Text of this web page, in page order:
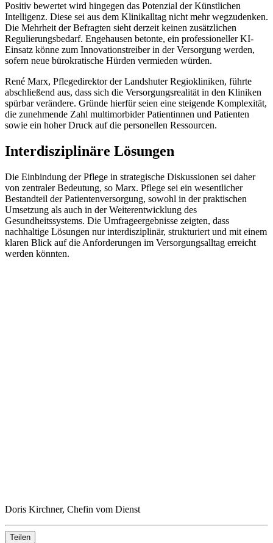
Positiv bewertet wird hingegen das Potenzial der Künstlichen
Intelligenz. Diese sei aus dem Klinikalltag nicht mehr wegzudenken.
Die Mehrheit der Befragten sieht derzeit keinen zusätzlichen
Regulierungsbedarf. Engehausen betonte, ein professioneller KI-
Einsatz könne zum Innovationstreiber in der Versorgung werden,
sofern neue bürokratische Hürden vermieden würden.
René Marx, Pflegedirektor der Landshuter Regiokliniken, führte
abschließend aus, dass sich die Versorgungsrealität in den Kliniken
spürbar verändere. Gründe hierfür seien eine steigende Komplexität,
die zunehmende Zahl multimorbider Patientinnen und Patienten
sowie ein hoher Druck auf die personellen Ressourcen.
Interdisziplinäre Lösungen
Die Einbindung der Pflege in strategische Diskussionen sei daher
von zentraler Bedeutung, so Marx. Pflege sei ein wesentlicher
Bestandteil der Patientenversorgung, sowohl in der praktischen
Umsetzung als auch in der Weiterentwicklung des
Gesundheitssystems. Die Umfrageergebnisse zeigten, dass
nachhaltige Lösungen nur interdisziplinär, strukturiert und mit einem
klaren Blick auf die Anforderungen im Versorgungsalltag erreicht
werden könnten.
Doris Kirchner, Chefin vom Dienst
Teilen